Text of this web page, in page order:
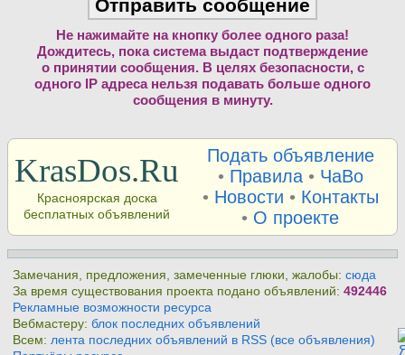
Не нажимайте на кнопку более одного раза!
Дождитесь, пока система выдаст подтверждение
о принятии сообщения. В целях безопасности, с
одного IP адреса нельзя подавать больше одного
сообщения в минуту.
KrasDos.Ru
Красноярская доска
бесплатных объявлений
Подать объявление
• Правила• ЧаВо
• Новости • Контакты
• О проекте
Замечания, предложения, замеченные глюки, жалобы:сюда
За время существования проекта подано объявлений:492446
Рекламные возможности ресурса
Вебмастеру:блок последних объявлений
Всем:лента последних объявлений в RSS (все объявления)